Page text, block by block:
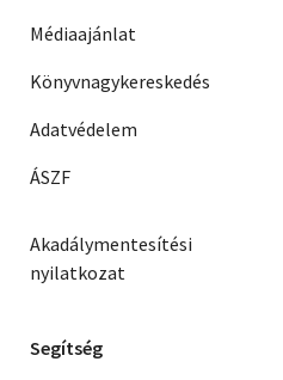
Médiaajánlat
Könyvnagykereskedés
Adatvédelem
ÁSZF
Akadálymentesítési
nyilatkozat
Segítség